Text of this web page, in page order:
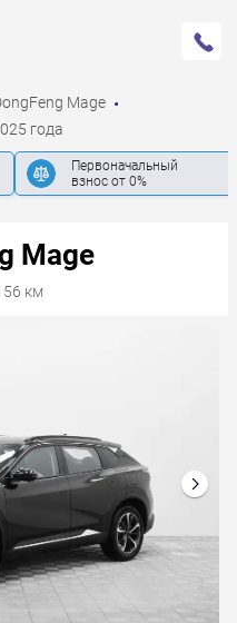
Mage
года
Первоначальный
взнос от 0%
Mage
км